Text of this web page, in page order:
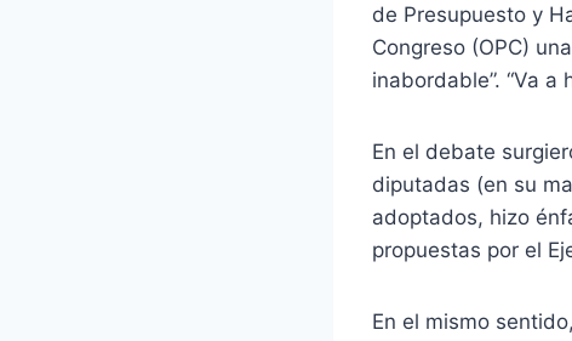
de Presupuesto y
Congreso (OPC)
inabordable”. “Va
En el debate
diputadas (en su
adoptados, hizo
propuestas por el
En el mismo